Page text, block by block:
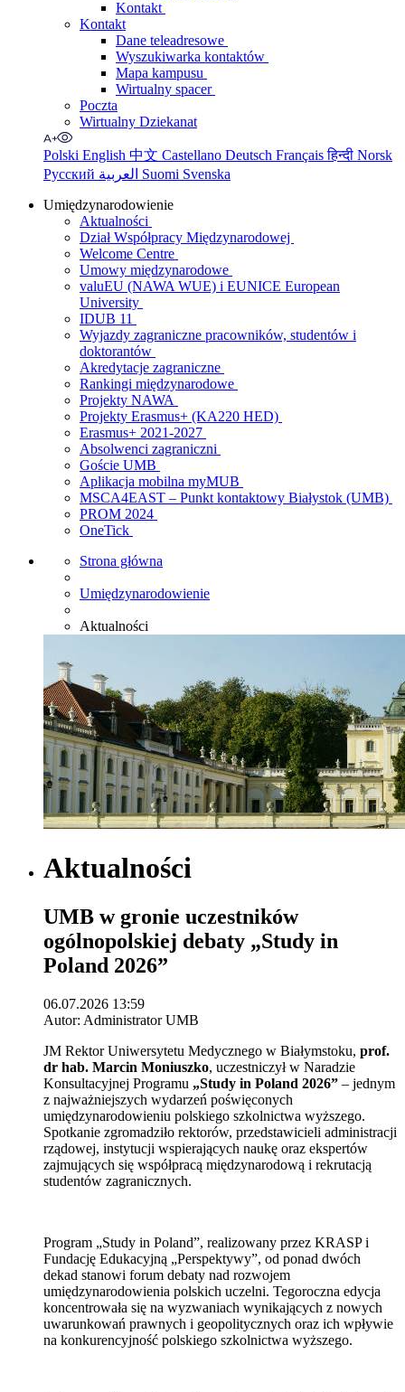
Kontakt
Kontakt
Dane teleadresowe
Wyszukiwarka kontaktów
Mapa kampusu
Wirtualny spacer
Poczta
Wirtualny Dziekanat
Polski English 中文 Castellano Deutsch Françaisहिन्दी Norsk
Русский
Suomi Svenska
Umiędzynarodowienie
Aktualności
Dział Współpracy Międzynarodowej
Welcome Centre
Umowy międzynarodowe
valuEU (NAWA WUE) i EUNICE European
University
IDUB 11
Wyjazdy zagraniczne pracowników, studentów i
doktorantów
Akredytacje zagraniczne
Rankingi międzynarodowe
Projekty NAWA
Projekty Erasmus+ (KA220 HED)
Erasmus+ 2021-2027
Absolwenci zagraniczni
Goście UMB
Aplikacja mobilna myMUB
MSCA4EAST – Punkt kontaktowy Białystok (UMB)
PROM 2024
OneTick
Strona główna
Umiędzynarodowienie
Aktualności
Aktualności
UMB w gronie uczestników
ogólnopolskiej debaty „Study in
Poland 2026”
06.07.2026 13:59
Autor: Administrator UMB
JM Rektor Uniwersytetu Medycznego w Białymstoku, prof.
dr hab. Marcin Moniuszko, uczestniczył w Naradzie
Konsultacyjnej Programu „Study in Poland 2026” – jednym
z najważniejszych wydarzeń poświęconych
umiędzynarodowieniu polskiego szkolnictwa wyższego.
Spotkanie zgromadziło rektorów, przedstawicieli administracji
rządowej, instytucji wspierających naukę oraz ekspertów
zajmujących się współpracą międzynarodową i rekrutacją
studentów zagranicznych.
Program „Study in Poland”, realizowany przez KRASP i
Fundację Edukacyjną „Perspektywy”, od ponad dwóch
dekad stanowi forum debaty nad rozwojem
umiędzynarodowienia polskich uczelni. Tegoroczna edycja
koncentrowała się na wyzwaniach wynikających z nowych
uwarunkowań prawnych i geopolitycznych oraz ich wpływie
na konkurencyjność polskiego szkolnictwa wyższego.